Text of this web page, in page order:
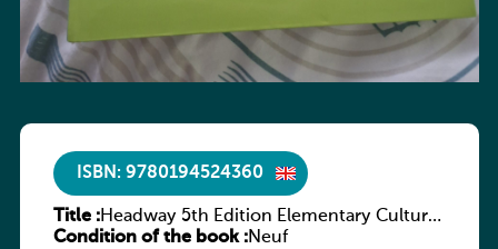
ISBN: 9780194524360
Title :Headway 5th Edition Elementary Culture
and Literature Companion
Condition of the book :Neuf